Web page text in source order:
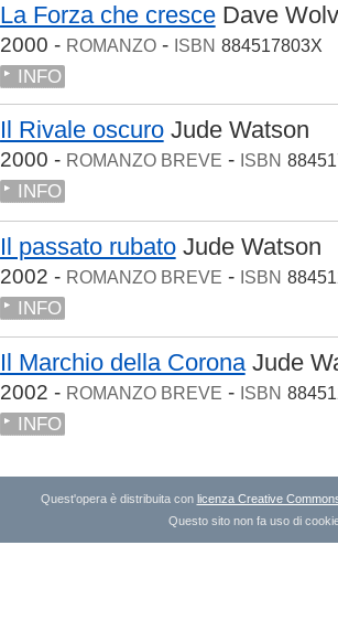
La Forza che cresce Dave
2000 - ROMANZO- ISBN 884517803X
INFO
Il Rivale oscuro Jude Watson
2000 - ROMANZO BREVE - ISBN
INFO
Il passato rubato Jude Watson
2002 - ROMANZO BREVE - ISBN
INFO
Il Marchio della Corona Jude
2002 - ROMANZO BREVE - ISBN
INFO
Quest'opera è distribuita con licenza Creative
Questo sito non fa uso di